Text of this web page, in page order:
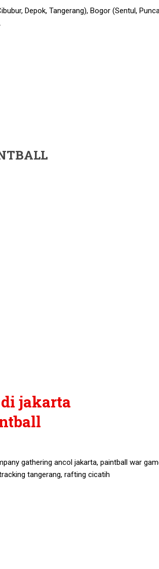
Depok, Tangerang), Bogor (Sentul,
gathering ancol jakarta, paintball war
tangerang, rafting cicatih